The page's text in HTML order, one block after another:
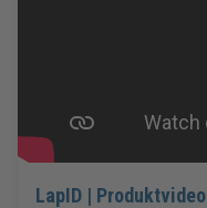
LapID | Produktvideo